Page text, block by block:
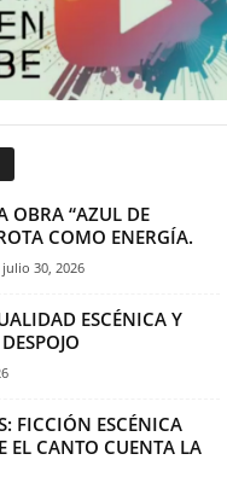
OBRA “AZUL DE
COMO ENERGÍA.
julio 30, 2026
ESCÉNICA Y
FICCIÓN ESCÉNICA
EL CANTO CUENTA LA